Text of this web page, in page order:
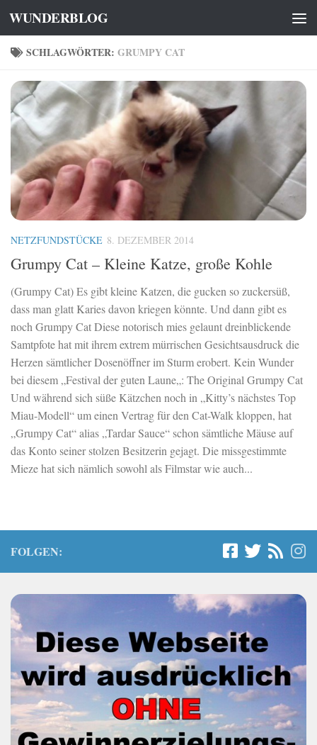
Zum Inhalt springen
WUNDERBLOG
SCHLAGWÖRTER: GRUMPY CAT
NETZFUNDSTÜCKE 8. DEZEMBER 2014
Grumpy Cat – Kleine Katze, große Kohle
(Grumpy Cat) Es gibt kleine Katzen, die gucken so zuckersüß,
dass man glatt Karies davon kriegen könnte. Und dann gibt es
noch Grumpy Cat Diese notorisch mies gelaunt dreinblickende
Samtpfote hat mit ihrem extrem mürrischen Gesichtsausdruck die
Herzen sämtlicher Dosenöffner im Sturm erobert. Kein Wunder
bei diesem „Festival der guten Laune„: The Original Grumpy Cat
Und während sich süße Kätzchen noch in „Kitty’s nächstes Top
Miau-Modell“ um einen Vertrag für den Cat-Walk kloppen, hat
„Grumpy Cat“ alias „Tardar Sauce“ schon sämtliche Mäuse auf
das Konto seiner stolzen Besitzerin gejagt. Die missgestimmte
Mieze hat sich nämlich sowohl als Filmstar wie auch...
FOLGEN: